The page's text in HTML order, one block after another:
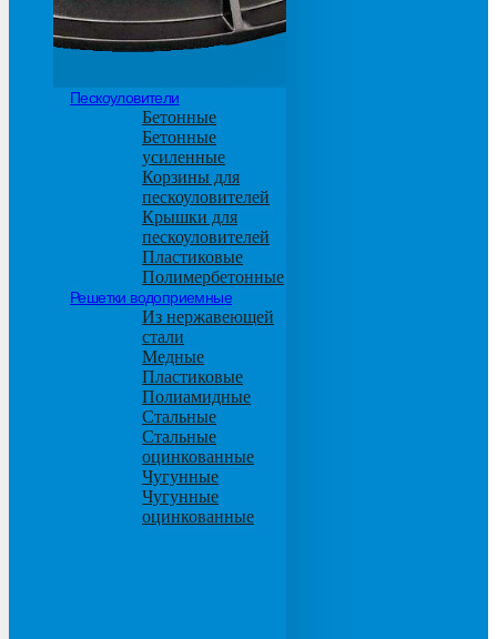
Пескоуловители
Бетонные
Бетонные
усиленные
Корзины для
пескоуловителей
Крышки для
пескоуловителей
Пластиковые
Полимербетонные
Решетки водоприемные
Из нержавеющей
стали
Медные
Пластиковые
Полиамидные
Стальные
Стальные
оцинкованные
Чугунные
Чугунные
оцинкованные